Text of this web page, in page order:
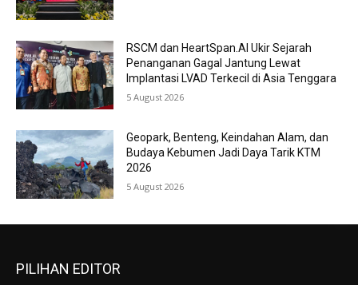
RSCM dan HeartSpan.AI Ukir Sejarah
Penanganan Gagal Jantung Lewat
Implantasi LVAD Terkecil di Asia Tenggara
5 August 2026
Geopark, Benteng, Keindahan Alam, dan
Budaya Kebumen Jadi Daya Tarik KTM
2026
5 August 2026
PILIHAN EDITOR